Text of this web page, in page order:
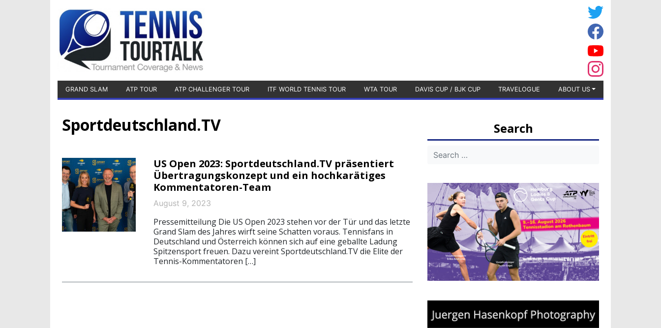
GRAND SLAM ATP TOUR ATP CHALLENGER TOUR ITF WORLD TENNIS TOUR WTA TOUR DAVIS CUP / BJK CUP TRAVELOGUE ABOUT US
Sportdeutschland.TV
US Open 2023: Sportdeutschland.TV präsentiert
Übertragungskonzept und ein hochkarätiges
Kommentatoren-Team
August 9, 2023
Pressemitteilung Die US Open 2023 stehen vor der Tür und das letzte
Grand Slam des Jahres wirft seine Schatten voraus. Tennisfans in
Deutschland und Österreich können sich auf eine geballte Ladung
Spitzensport freuen. Dazu vereint Sportdeutschland.TV die Elite der
Tennis-Kommentatoren […]
Search